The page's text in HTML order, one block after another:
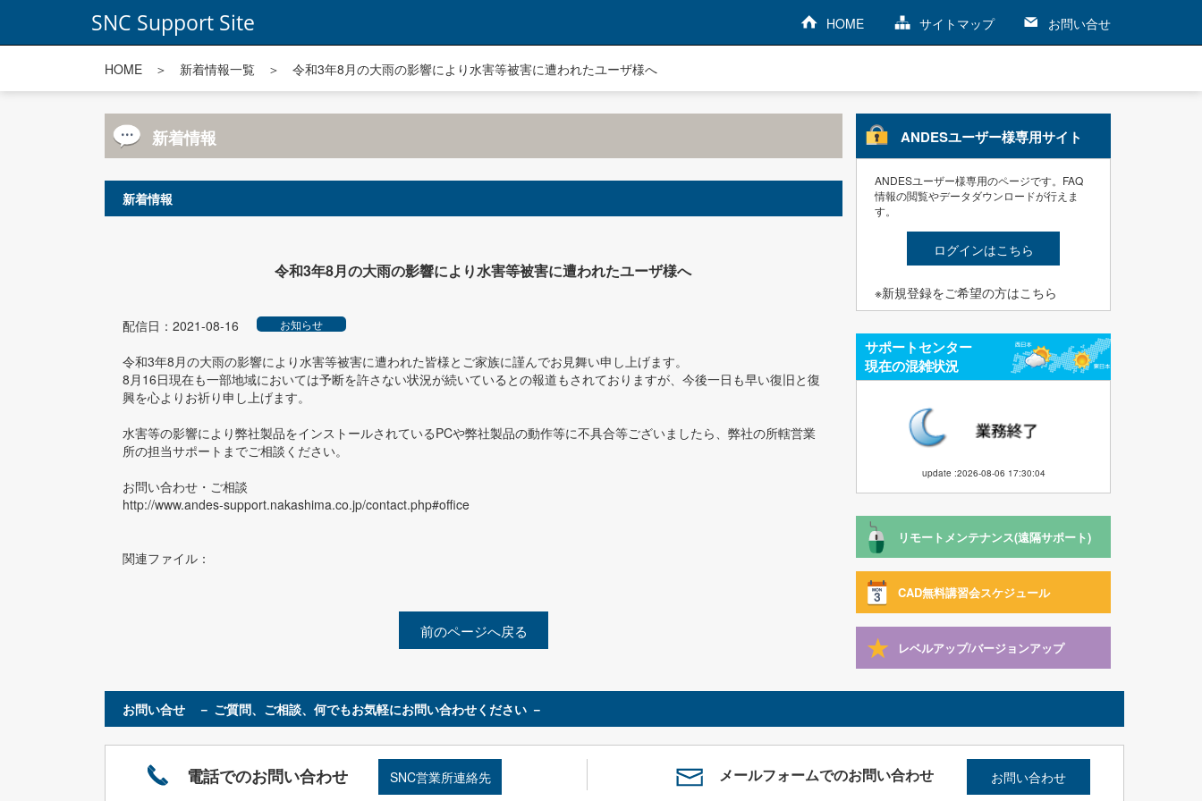
SNC Support Site HOME サイトマップ お問い合せ
HOME ＞ 新着情報一覧 ＞ 令和3年8月の大雨の影響により水害等被害に遭われたユーザ様へ
新着情報
新着情報
令和3年8月の大雨の影響により水害等被害に遭われたユーザ様へ
配信日：2021-08-16 お知らせ
令和3年8月の大雨の影響により水害等被害に遭われた皆様とご家族に謹んでお見舞い申し上げます。
8月16日現在も一部地域においては予断を許さない状況が続いているとの報道もされておりますが、今後一日も早い復旧と復
興を心よりお祈り申し上げます。
水害等の影響により弊社製品をインストールされているPCや弊社製品の動作等に不具合等ございましたら、弊社の所轄営業
所の担当サポートまでご相談ください。
お問い合わせ・ご相談
http://www.andes-support.nakashima.co.jp/contact.php#office
関連ファイル：
前のページへ戻る
ANDESユーザー様専用サイト
ANDESユーザー様専用のページです。FAQ
情報の閲覧やデータダウンロードが行えま
す。
ログインはこちら
※新規登録をご希望の方はこちら
サポートセンター
現在の混雑状況
update :2026-08-06 17:30:04
リモートメンテナンス(遠隔サポート)
CAD無料講習会スケジュール
レベルアップ/バージョンアップ
お問い合せ － ご質問、ご相談、何でもお気軽にお問い合わせください －
電話でのお問い合わせ SNC営業所連絡先 メールフォームでのお問い合わせ お問い合わせ